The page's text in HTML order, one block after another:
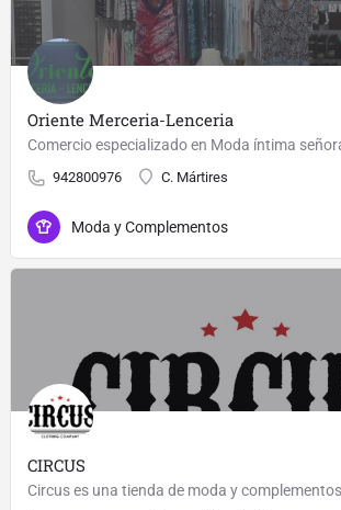
Oriente Merceria-Lenceria
942800976 C. Mártires
Moda y Complementos
CIRCUS